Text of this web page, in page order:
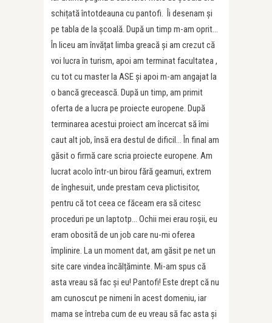
schițată întotdeauna cu pantofi. Îi desenam și
pe tabla de la școală. După un timp m-am oprit…
În liceu am învățat limba greacă și am crezut că
voi lucra în turism, apoi am terminat facultatea ,
cu tot cu master la ASE și apoi m-am angajat la
o bancă grecească. După un timp, am primit
oferta de a lucra pe proiecte europene. După
terminarea acestui proiect am încercat să îmi
caut alt job, însă era destul de dificil… În final am
găsit o firmă care scria proiecte europene. Am
lucrat acolo într-un birou fără geamuri, extrem
de înghesuit, unde prestam ceva plictisitor,
pentru că tot ceea ce făceam era să citesc
proceduri pe un laptotp… Ochii mei erau roșii, eu
eram obosită de un job care nu-mi oferea
împlinire. La un moment dat, am găsit pe net un
site care vindea încălțăminte. Mi-am spus că
asta vreau să fac și eu! Pantofi! Este drept că nu
am cunoscut pe nimeni în acest domeniu, iar
mama se întreba cum de eu vreau să fac asta și